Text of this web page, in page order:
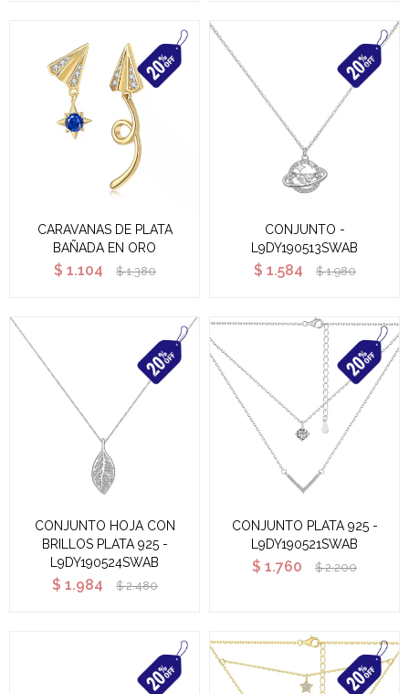
CARAVANAS DE PLATA
BAÑADA EN ORO
$ 1.104 $ 1.380
CONJUNTO -
L9DY190513SWAB
$ 1.584 $ 1.980
CONJUNTO HOJA CON
BRILLOS PLATA 925 -
L9DY190524SWAB
$ 1.984 $ 2.480
CONJUNTO PLATA 925 -
L9DY190521SWAB
$ 1.760 $ 2.200